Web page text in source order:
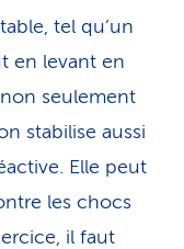
tel qu’un
en levant en
non seulement
stabilise aussi
Elle peut
les chocs
il faut